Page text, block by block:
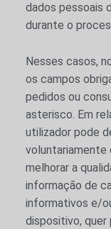
dados pessoais
durante o
Nesses casos,
os campos
pedidos ou
asterisco. Em
utilizador pode
voluntariamente
melhorar a
informação de
informativos e/
dispositivo, quer